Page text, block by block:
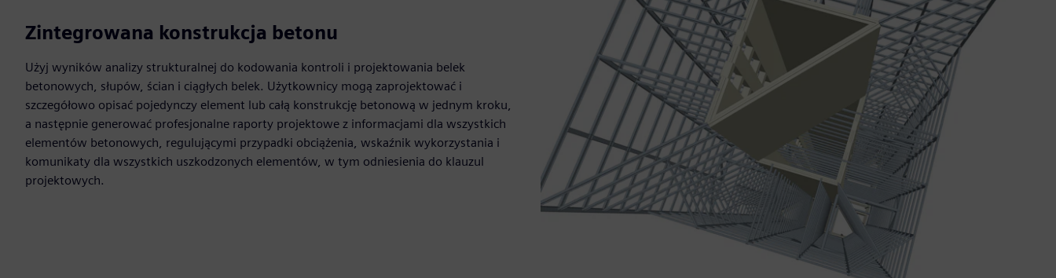
Zintegrowana konstrukcja betonu
Użyj wyników analizy strukturalnej do kodowania kontroli i projektowania belek
betonowych, słupów, ścian i ciągłych belek. Użytkownicy mogą zaprojektować i
szczegółowo opisać pojedynczy element lub całą konstrukcję betonową w jednym kroku,
a następnie generować profesjonalne raporty projektowe z informacjami dla wszystkich
elementów betonowych, regulującymi przypadki obciążenia, wskaźnik wykorzystania i
komunikaty dla wszystkich uszkodzonych elementów, w tym odniesienia do klauzul
projektowych.